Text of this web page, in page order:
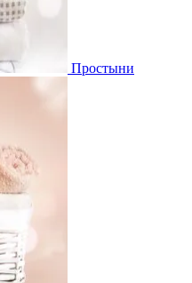
Простыни